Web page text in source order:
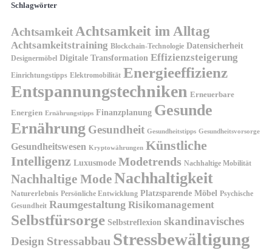
Schlagwörter
AchtsamkeitAchtsamkeit im Alltag
Achtsamkeitstraining Blockchain-Technologie Datensicherheit
Designermöbel Digitale Transformation Effizienzsteigerung
Einrichtungstipps Elektromobilität Energieeffizienz
Entspannungstechniken Erneuerbare
Energien Ernährungstipps Finanzplanung Gesunde
Ernährung Gesundheit Gesundheitstipps Gesundheitsvorsorge
Gesundheitswesen Kryptowährungen Künstliche
Intelligenz Luxusmode Modetrends Nachhaltige Mobilität
Nachhaltige ModeNachhaltigkeit
Naturerlebnis Persönliche Entwicklung Platzsparende Möbel Psychische
Gesundheit Raumgestaltung Risikomanagement
Selbstfürsorge Selbstreflexion skandinavisches
Design Stressabbau Stressbewältigung